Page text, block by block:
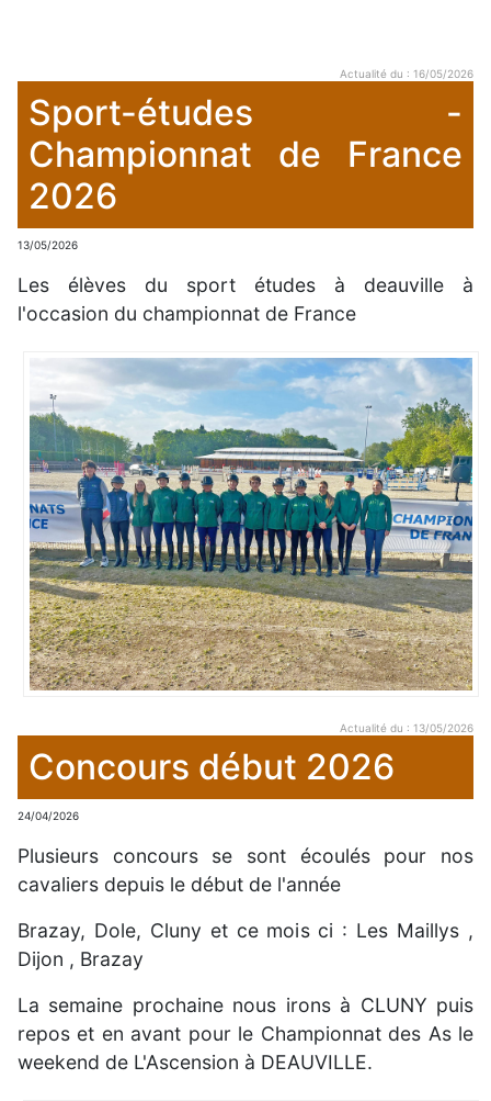
Actualité du : 16/05/2026
Sport-études -
Championnat de France
2026
13/05/2026
Les élèves du sport études à deauville à
l'occasion du championnat de France
Actualité du : 13/05/2026
Concours début 2026
24/04/2026
Plusieurs concours se sont écoulés pour nos
cavaliers depuis le début de l'année
Brazay, Dole, Cluny et ce mois ci : Les Maillys ,
Dijon , Brazay
La semaine prochaine nous irons à CLUNY puis
repos et en avant pour le Championnat des As le
weekend de L'Ascension à DEAUVILLE.